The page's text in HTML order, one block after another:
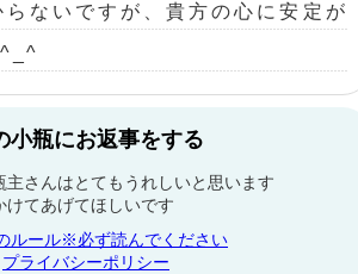
ないですが、貴方の心に安定が
小瓶にお返事をする
主さんはとてもうれしいと思います
てあげてほしいです
ルール※必ず読んでください
プライバシーポリシー